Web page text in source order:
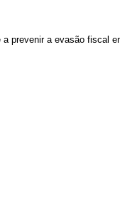
a evasão fiscal